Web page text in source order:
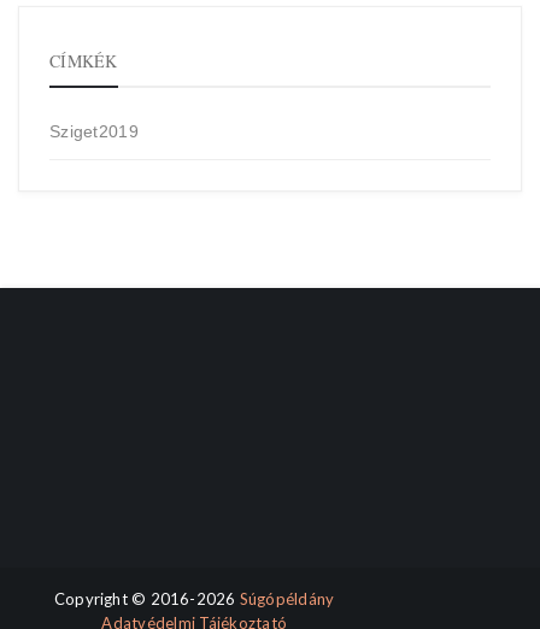
CÍMKÉK
Sziget2019
Copyright © 2016-2026 Súgópéldány
Adatvédelmi Tájékoztató